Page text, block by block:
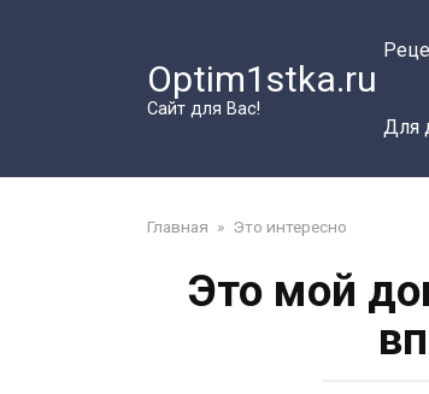
Optim1stka.ru
Сайт для Вас!
Для
Главная » Это интересно
Это мой